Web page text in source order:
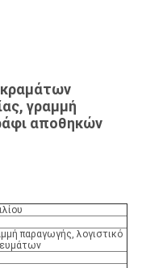
γραμμή
αποθηκών
παραγωγής, λογιστικό